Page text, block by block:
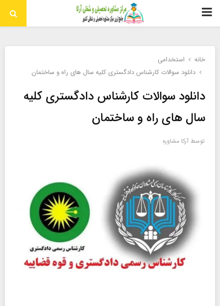
منوی
خانه
استخدامی
دانلود سوالات کارشناس دادگستری کلیه سال های راه و ساختمان
دانلود سوالات کارشناس دادگستری کلیه
سال های راه و ساختمان
توسط آرکا مشاوره